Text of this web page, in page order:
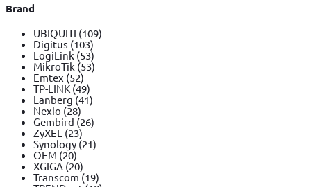
Brand
UBIQUITI (109)
Digitus (103)
LogiLink (53)
MikroTik (53)
Emtex (52)
TP-LINK (49)
Lanberg(41)
Nexio (28)
Gembird (26)
ZyXEL (23)
Synology (21)
OEM (20)
XGIGA (20)
Transcom(19)